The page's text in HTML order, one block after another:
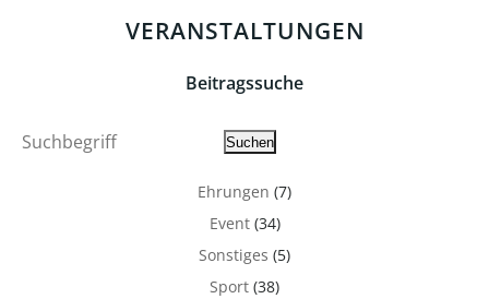
VERANSTALTUNGEN
Beitragssuche
Suchen
Ehrungen (7)
Event(34)
Sonstiges (5)
Sport (38)